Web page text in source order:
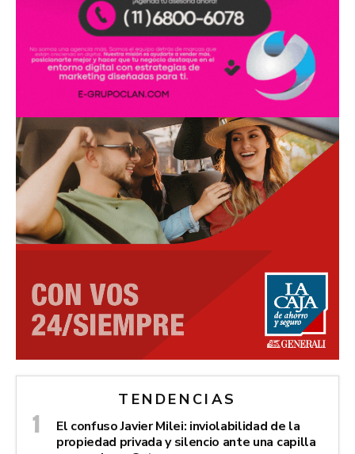
TENDENCIAS
El confuso Javier Milei: inviolabilidad de la
propiedad privada y silencio ante una capilla